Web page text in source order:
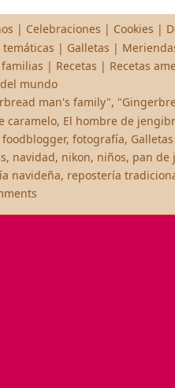
| Celebraciones | Cookies |
temáticas | Galletas |
familias | Recetas | Recetas
mundo
man's family",
caramelo, El hombre de
foodblogger, fotografía,
, navidad, nikon, niños, pan de
navideña, repostería